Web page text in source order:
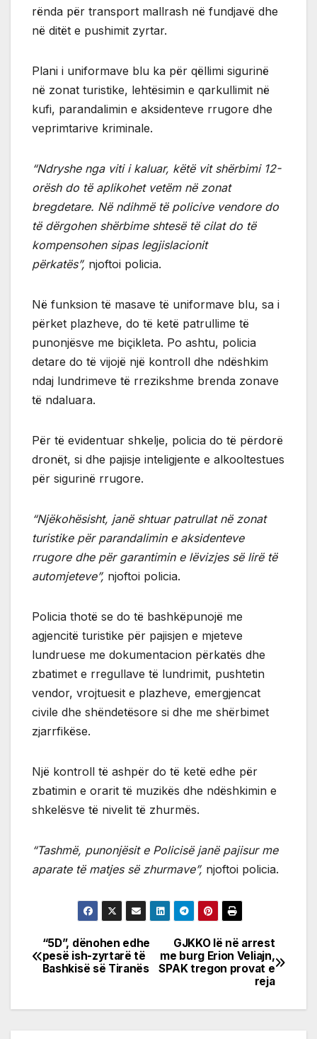
rënda për transport mallrash në fundjavë dhe
në ditët e pushimit zyrtar.
Plani i uniformave blu ka për qëllimi sigurinë
në zonat turistike, lehtësimin e qarkullimit në
kufi, parandalimin e aksidenteve rrugore dhe
veprimtarive kriminale.
“Ndryshe nga viti i kaluar, këtë vit shërbimi 12-
orësh do të aplikohet vetëm në zonat
bregdetare. Në ndihmë të policive vendore do
të dërgohen shërbime shtesë të cilat do të
kompensohen sipas legjislacionit
përkatës”, njoftoi policia.
Në funksion të masave të uniformave blu, sa i
përket plazheve, do të ketë patrullime të
punonjësve me biçikleta. Po ashtu, policia
detare do të vijojë një kontroll dhe ndëshkim
ndaj lundrimeve të rrezikshme brenda zonave
të ndaluara.
Për të evidentuar shkelje, policia do të përdorë
dronët, si dhe pajisje inteligjente e alkooltestues
për sigurinë rrugore.
“Njëkohësisht, janë shtuar patrullat në zonat
turistike për parandalimin e aksidenteve
rrugore dhe për garantimin e lëvizjes së lirë të
automjeteve”, njoftoi policia.
Policia thotë se do të bashkëpunojë me
agjencitë turistike për pajisjen e mjeteve
lundruese me dokumentacion përkatës dhe
zbatimet e rregullave të lundrimit, pushtetin
vendor, vrojtuesit e plazheve, emergjencat
civile dhe shëndetësore si dhe me shërbimet
zjarrfikëse.
Një kontroll të ashpër do të ketë edhe për
zbatimin e orarit të muzikës dhe ndëshkimin e
shkelësve të nivelit të zhurmës.
“Tashmë, punonjësit e Policisë janë pajisur me
aparate të matjes së zhurmave”, njoftoi policia.
Post
navigation
GJKKO lë në arrest
me burg Erion Veliajn,
SPAK tregon provat e
reja
“5D”, dënohen edhe
pesë ish-zyrtarë të
Bashkisë së Tiranës